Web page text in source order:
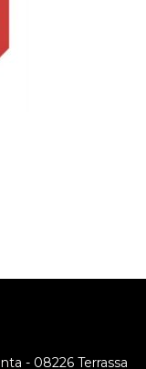
- 08226 Terrassa